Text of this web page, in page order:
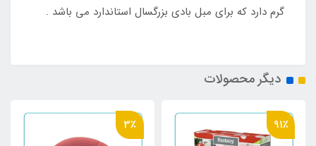
گرم دارد که برای مبل بادی بزرگسال استاندارد می باشد .
دیگر محصولات
91٪ 3٪